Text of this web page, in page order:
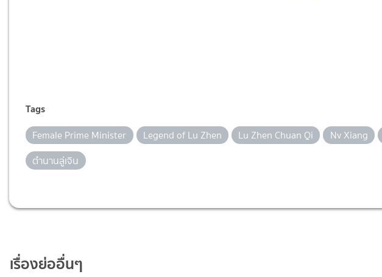
Tags
Female Prime Minister Legend of Lu Zhen Lu Zhen Chuan Qi Nv Xiang
ตำนานลู่เจิน
เรื่องย่ออื่นๆ